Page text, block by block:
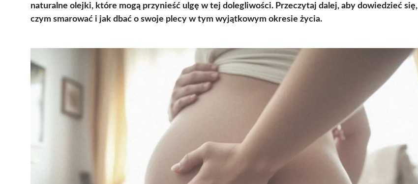
naturalne olejki, które mogą przynieść ulgę w tej dolegliwości. Przeczytaj dalej, aby dowiedzieć się,
czym smarować i jak dbać o swoje plecy w tym wyjątkowym okresie życia.